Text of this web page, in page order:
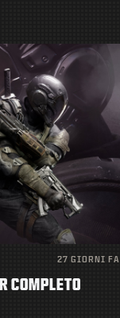
27 GIORNI FA
COMPLETO